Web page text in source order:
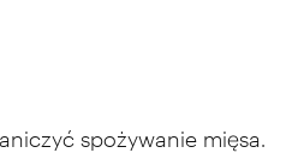
spożywanie mięsa.